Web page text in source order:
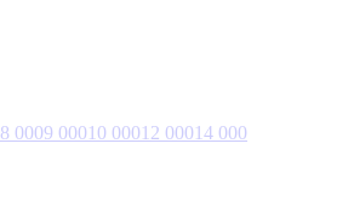
8 0009 00010 00012 00014 000